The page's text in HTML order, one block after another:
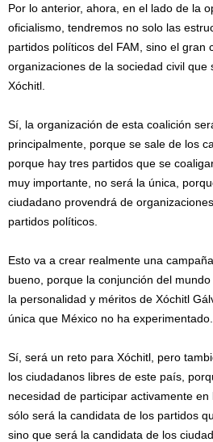
Por lo anterior, ahora, en el lado de la
oficialismo, tendremos no solo las
partidos políticos del FAM, sino el gran
organizaciones de la sociedad civil que
Xóchitl.
Sí, la organización de esta coalición
principalmente, porque se sale de los
porque hay tres partidos que se
muy importante, no será la única,
ciudadano provendrá de
partidos políticos.
Esto va a crear realmente una
bueno, porque la conjunción del
la personalidad y méritos de Xóchitl
única que México no ha experimentado.
Sí, será un reto para Xóchitl, pero
los ciudadanos libres de este país,
necesidad de participar activamente
sólo será la candidata de los partidos
sino que será la candidata de los